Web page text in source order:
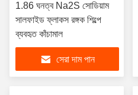
1.86 ঘনত্ব Na2S সোডিয়াম
সালফাইড ফ্লাকস রঙ্গক শিল্পে
ব্যবহৃত কাঁচামাল
সেরা দাম পান